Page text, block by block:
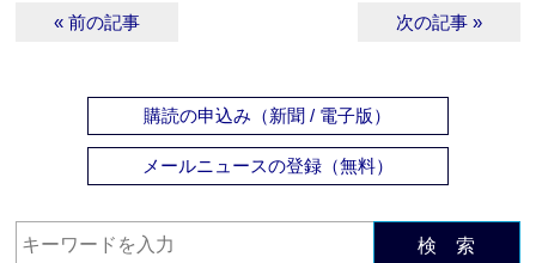
« 前の記事 次の記事 »
購読の申込み（新聞 / 電子版）
メールニュースの登録（無料）
検 索